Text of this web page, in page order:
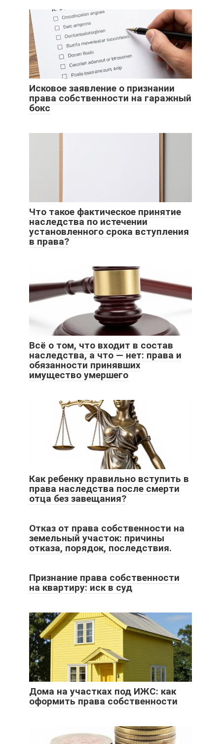
Исковое заявление о признании
права собственности на гаражный
бокс
Что такое фактическое принятие
наследства по истечении
установленного срока вступления
в права?
Всё о том, что входит в состав
наследства, а что — нет: права и
обязанности принявших
имущество умершего
Как ребенку правильно вступить в
права наследства после смерти
отца без завещания?
Отказ от права собственности на
земельный участок: причины
отказа, порядок, последствия.
Признание права собственности
на квартиру: иск в суд
Дома на участках под ИЖС: как
оформить права собственности